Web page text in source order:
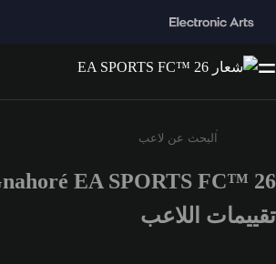
أدخل 3 أحرف أو أرقام على الأقل
EA SPORTS FC™ 26
تقييمات اللاعب